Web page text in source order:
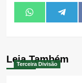
Share
on
WhatsAppShare
on
Leia Também
Terceira Divisão